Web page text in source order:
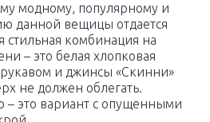
модному, популярному и
данной вещицы отдается
стильная комбинация на
– это белая хлопковая
и джинсы «Скинни»
не должен облегать.
– это вариант с опущенными